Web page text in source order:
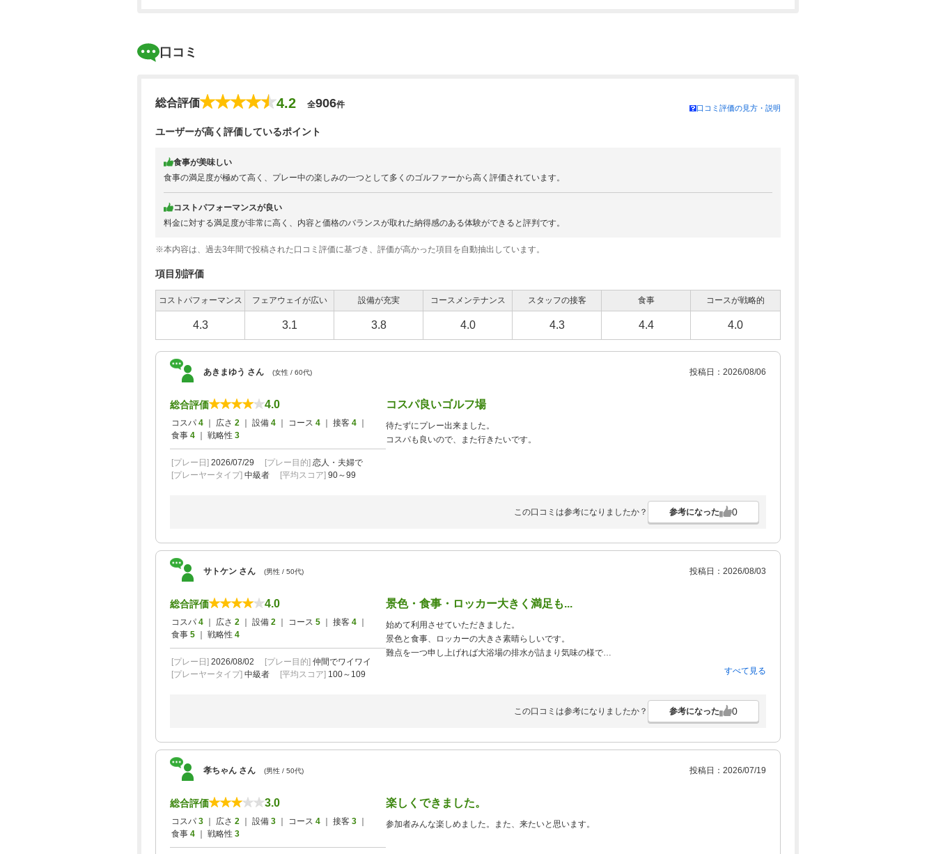
【プチコンペ・幹事特典】3組10名以上/昼食付/10月コンペ
予約
【プチコンペ・幹事特典】3組10名以上/昼食付/11月コンペ
600pt×人数
【プチコンペ・幹事特典】3組10名以上/昼食付/9月土日祝コンペ
～2026/09/26
(総額17,990円)
600pt×人数
予約
【プチコンペ・幹事特典】3組10名以上/昼食付/10月コンペ
15,628円
(総額17,990円)
pt×人数
予約
【プチコンペ・幹事特典】3組10名以上/昼食付/11月コンペ
【プチコンペ・幹事特典】3組10名以上/昼食付/ 12月コンペ
口コミ
総合評価 4.2 全906件 口コミ評価の見方・説明
ユーザーが高く評価しているポイント
食事が美味しい
食事の満足度が極めて高く、プレー中の楽しみの一つとして多くのゴルファーから高く評価されています。
コストパフォーマンスが良い
料金に対する満足度が非常に高く、内容と価格のバランスが取れた納得感のある体験ができると評判です。
※本内容は、過去3年間で投稿された口コミ評価に基づき、評価が高かった項目を自動抽出しています。
項目別評価
コストパフォーマンス フェアウェイが広い 設備が充実 コースメンテナンス スタッフの接客 食事 コースが戦略的
4.3 3.1 3.8 4.0 4.3 4.4 4.0
あきまゆう さん (女性 / 60代) 投稿日：2026/08/06
総合評価 4.0
コスパ 4 ｜ 広さ 2 ｜ 設備 4 ｜ コース 4 ｜ 接客 4
食事 4 ｜ 戦略性 3
[プレー日] 2026/07/29 [プレー目的] 恋人・夫婦で
[プレーヤータイプ] 中級者 [平均スコア] 90～99
コスパ良いゴルフ場
待たずにプレー出来ました。
コスパも良いので、また行きたいです。
この口コミは参考になりましたか？ 参考になった 0
サトケン さん (男性 / 50代) 投稿日：2026/08/03
総合評価 4.0
コスパ 4 ｜ 広さ 2 ｜ 設備 2 ｜ コース 5 ｜ 接客 4
食事 5 ｜ 戦略性 4
[プレー日] 2026/08/02 [プレー目的] 仲間でワイワイ
[プレーヤータイプ] 中級者 [平均スコア] 100～109
景色・食事・ロッカー大きく満足も...
始めて利用させていただきました。
景色と食事、ロッカーの大きさ素晴らしいです。
難点を一つ申し上げれば大浴場の排水が詰まり気味の様で
コースはフェアウェイ総じて狭い印象を受けました。
すべて見る
この口コミは参考になりましたか？ 参考になった 0
孝ちゃん さん (男性 / 50代) 投稿日：2026/07/19
総合評価 3.0
コスパ 3 ｜ 広さ 2 ｜ 設備 3 ｜ コース 4 ｜ 接客 3
食事 4 ｜ 戦略性 3
楽しくできました。
参加者みんな楽しめました。また、来たいと思います。